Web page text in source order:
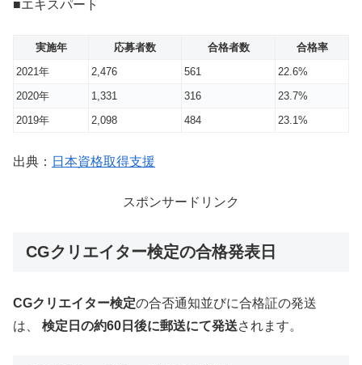
■エキスパート
実施年 応募者数 合格者数
合格率
2021年
2,476 561
22.6%
2020年
1,331 316
23.7%
2019年
2,098 484 23.1%
出典： 日本資格取得支援
スポンサードリンク
CGクリエイター検定の合格発表日
CGクリエイター検定の合否通知並びに合格証の発送
は、 検定日の約60日後に郵送にて発送されます。